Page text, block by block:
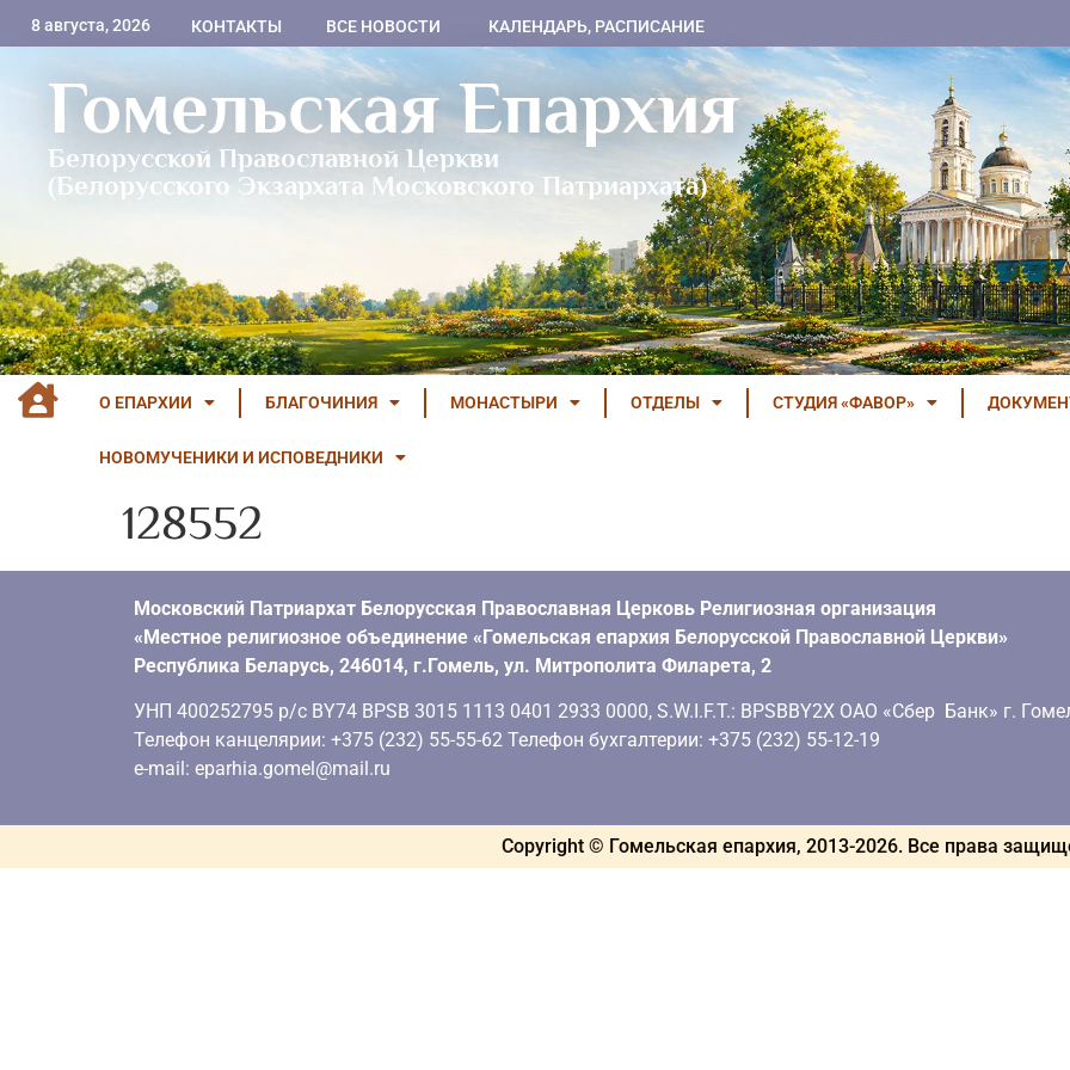
8 августа, 2026 КОНТАКТЫ ВСЕ НОВОСТИ КАЛЕНДАРЬ, РАСПИСАНИЕ
Гомельская Епархия
Белорусской Православной Церкви
(Белорусского Экзархата Московского Патриархата)
О ЕПАРХИИ БЛАГОЧИНИЯ МОНАСТЫРИ ОТДЕЛЫ СТУДИЯ «ФАВОР»
НОВОМУЧЕНИКИ И ИСПОВЕДНИКИ
128552
Московский Патриархат Белорусская Православная Церковь Религиозная организация
«Местное религиозное объединение «Гомельская епархия Белорусской Православной Церкви»
Республика Беларусь, 246014, г.Гомель, ул. Митрополита Филарета, 2
УНП 400252795 р/с BY74 BPSB 3015 1113 0401 2933 0000, S.W.I.F.T.: BPSBBY2X ОАО «Сбер Банк» г.
Телефон канцелярии: +375 (232) 55-55-62 Телефон бухгалтерии: +375 (232) 55-12-19
e-mail: eparhia.gomel@mail.ru
Copyright © Гомельская епархия, 2013-2026. Все права